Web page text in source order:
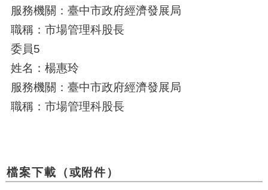
服務機關：臺中市政府經濟發展局
職稱：市場管理科股長
委員5
姓名：楊惠玲
服務機關：臺中市政府經濟發展局
職稱：市場管理科股長
檔案下載（或附件）